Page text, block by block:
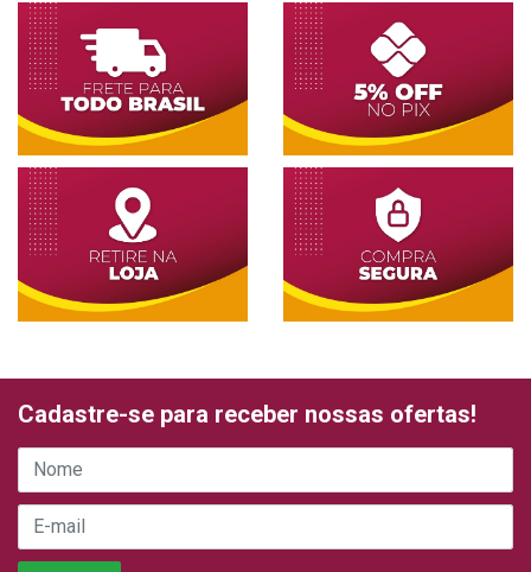
Cadastre-se para receber nossas ofertas!